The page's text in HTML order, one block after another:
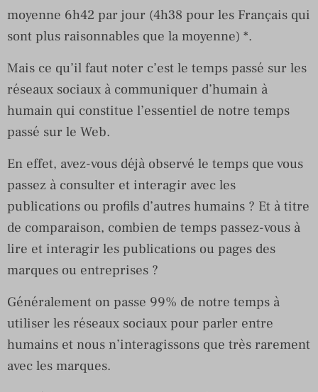
moyenne 6h42 par jour (4h38 pour les Français qui
sont plus raisonnables que la moyenne) *.
Mais ce qu’il faut noter c’est le temps passé sur les
réseaux sociaux à communiquer d’humain à
humain qui constitue l’essentiel de notre temps
passé sur le Web.
En effet, avez-vous déjà observé le temps que vous
passez à consulter et interagir avec les
publications ou profils d’autres humains ? Et à titre
de comparaison, combien de temps passez-vous à
lire et interagir les publications ou pages des
marques ou entreprises ?
Généralement on passe 99% de notre temps à
utiliser les réseaux sociaux pour parler entre
humains et nous n’interagissons que très rarement
avec les marques.